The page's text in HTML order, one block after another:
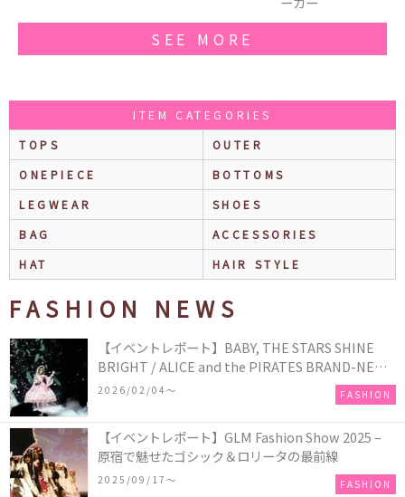
SEE MORE
ITEM CATEGORIES
TOPS
OUTER
ONEPIECE
BOTTOMS
LEGWEAR
SHOES
BAG
ACCESSORIES
HAT
HAIR STYLE
FASHION NEWS
【イベントレポート】BABY, THE STARS SHINE
BRIGHT / ALICE and the PIRATES BRAND-NEW
COLLECTION in TOKYO
2026/02/04〜 FASHION
【イベントレポート】GLM Fashion Show 2025 –
原宿で魅せたゴシック＆ロリータの最前線
2025/09/17〜 FASHION